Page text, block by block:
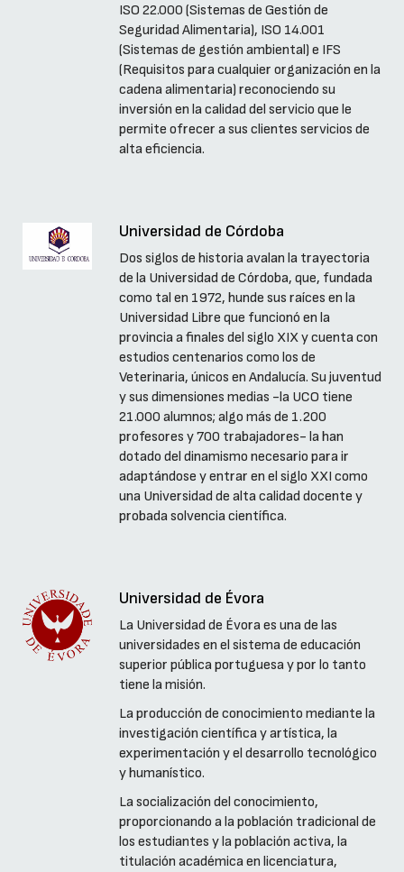
ISO 22.000 (Sistemas de Gestión de
Seguridad Alimentaria), ISO 14.001
(Sistemas de gestión ambiental) e IFS
(Requisitos para cualquier organización en la
cadena alimentaria) reconociendo su
inversión en la calidad del servicio que le
permite ofrecer a sus clientes servicios de
alta eficiencia.
Universidad de Córdoba
Dos siglos de historia avalan la trayectoria
de la Universidad de Córdoba, que, fundada
como tal en 1972, hunde sus raíces en la
Universidad Libre que funcionó en la
provincia a finales del siglo XIX y cuenta con
estudios centenarios como los de
Veterinaria, únicos en Andalucía. Su juventud
y sus dimensiones medias -la UCO tiene
21.000 alumnos; algo más de 1.200
profesores y 700 trabajadores- la han
dotado del dinamismo necesario para ir
adaptándose y entrar en el siglo XXI como
una Universidad de alta calidad docente y
probada solvencia científica.
Universidad de Évora
La Universidad de Évora es una de las
universidades en el sistema de educación
superior pública portuguesa y por lo tanto
tiene la misión.
La producción de conocimiento mediante la
investigación científica y artística, la
experimentación y el desarrollo tecnológico
y humanístico.
La socialización del conocimiento,
proporcionando a la población tradicional de
los estudiantes y la población activa, la
titulación académica en licenciatura,